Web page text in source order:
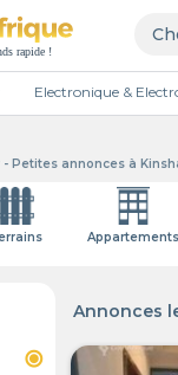
Electronique &
Petites annonces à
Appartements
radio_button_checked
Annonces